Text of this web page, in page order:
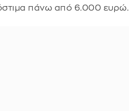
πάνω από 6.000 ευρώ.